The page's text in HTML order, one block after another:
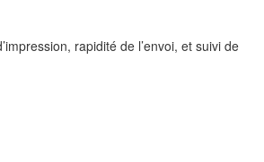
rapidité de l’envoi, et suivi de